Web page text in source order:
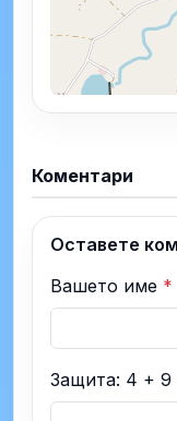
Коментари
Оставете
Вашето име *
Защита: 4 + 9